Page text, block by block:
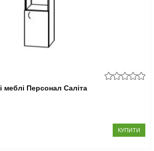
меблі Персонал Саліта
КУПИТИ